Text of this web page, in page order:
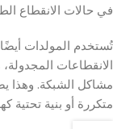
في حالات الانقطاع
تُستخدم المولدات
الانقطاعات
مشاكل الشبكة. وهذا
متكررة أو بنية تحتية